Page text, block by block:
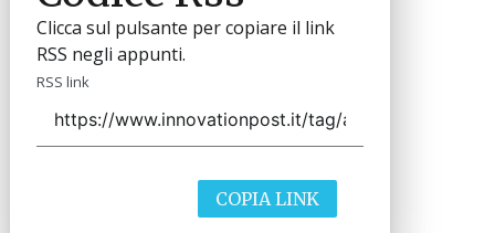
Clicca sul pulsante per copiare il link
RSS negli appunti.
RSS link
COPIA LINK